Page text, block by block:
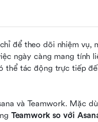
để theo dõi nhiệm vụ,
ngày càng mang tính
thể tác động trực tiếp
và Teamwork. Mặc
Teamwork so với